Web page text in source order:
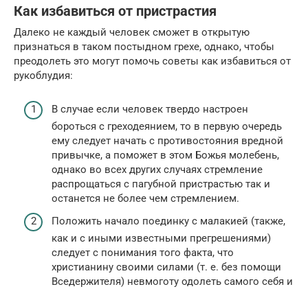
Как избавиться от пристрастия
Далеко не каждый человек сможет в открытую
признаться в таком постыдном грехе, однако, чтобы
преодолеть это могут помочь советы как избавиться от
рукоблудия:
В случае если человек твердо настроен
бороться с греходеянием, то в первую очередь
ему следует начать с противостояния вредной
привычке, а поможет в этом Божья молебень,
однако во всех других случаях стремление
распрощаться с пагубной пристрастью так и
останется не более чем стремлением.
Положить начало поединку с малакией (также,
как и с иными известными прегрешениями)
следует с понимания того факта, что
христианину своими силами (т. е. без помощи
Вседержителя) невмоготу одолеть самого себя и